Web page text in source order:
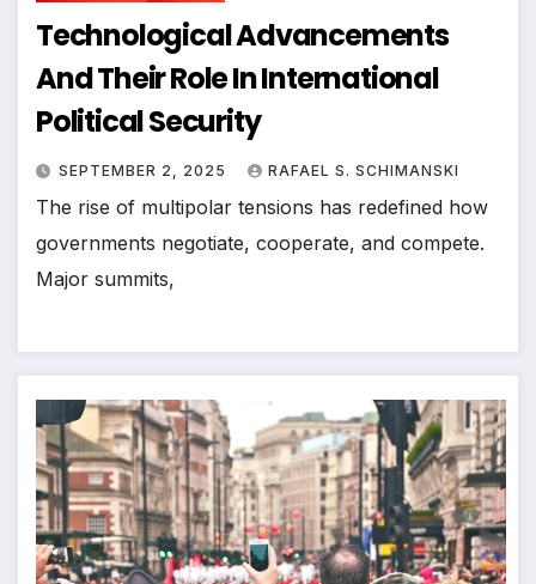
Technological Advancements
And Their Role In International
Political Security
SEPTEMBER 2, 2025 RAFAEL S. SCHIMANSKI
The rise of multipolar tensions has redefined how
governments negotiate, cooperate, and compete.
Major summits,